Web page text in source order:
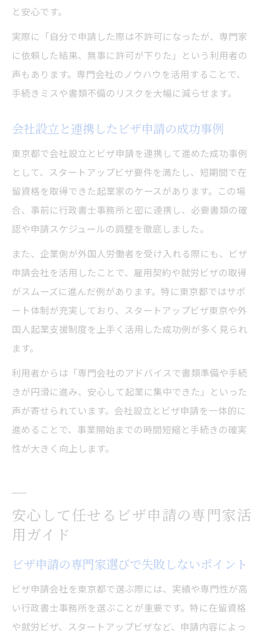
と安心です。
実際に「自分で申請した際は不許可になったが、専門家
に依頼した結果、無事に許可が下りた」という利用者の
声もあります。専門会社のノウハウを活用することで、
手続きミスや書類不備のリスクを大幅に減らせます。
会社設立と連携したビザ申請の成功事例
東京都で会社設立とビザ申請を連携して進めた成功事例
として、スタートアップビザ要件を満たし、短期間で在
留資格を取得できた起業家のケースがあります。この場
合、事前に行政書士事務所と密に連携し、必要書類の確
認や申請スケジュールの調整を徹底しました。
また、企業側が外国人労働者を受け入れる際にも、ビザ
申請会社を活用したことで、雇用契約や就労ビザの取得
がスムーズに進んだ例があります。特に東京都ではサポ
ート体制が充実しており、スタートアップビザ東京や外
国人起業支援制度を上手く活用した成功例が多く見られ
ます。
利用者からは「専門会社のアドバイスで書類準備や手続
きが円滑に進み、安心して起業に集中できた」といった
声が寄せられています。会社設立とビザ申請を一体的に
進めることで、事業開始までの時間短縮と手続きの確実
性が大きく向上します。
安心して任せるビザ申請の専門家活
用ガイド
ビザ申請の専門家選びで失敗しないポイント
ビザ申請会社を東京都で選ぶ際には、実績や専門性が高
い行政書士事務所を選ぶことが重要です。特に在留資格
や就労ビザ、スタートアップビザなど、申請内容によっ